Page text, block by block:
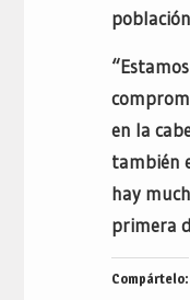
en la
también
hay
primera
Compártelo: